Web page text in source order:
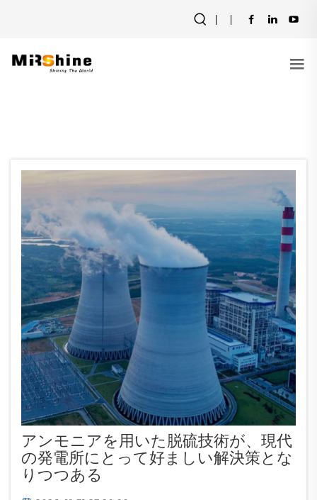
アンモニアを用いた脱硫技術が、現代
の発電所にとって好ましい解決策とな
りつつある